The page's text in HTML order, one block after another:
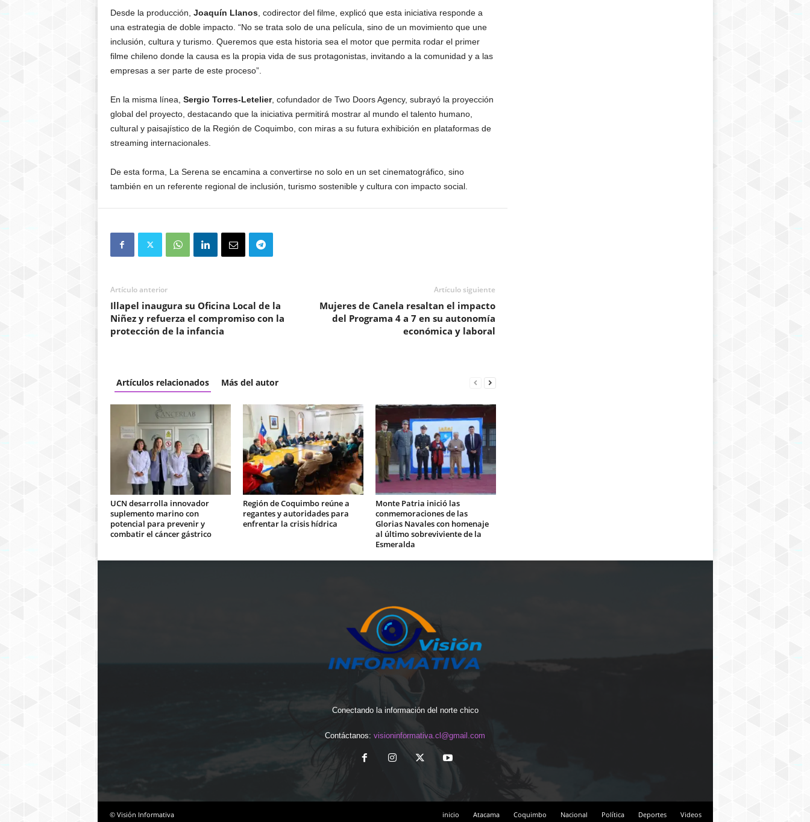
Desde la producción, Joaquín Llanos, codirector del filme, explicó que esta iniciativa responde a
una estrategia de doble impacto. “No se trata solo de una película, sino de un movimiento que une
inclusión, cultura y turismo. Queremos que esta historia sea el motor que permita rodar el primer
filme chileno donde la causa es la propia vida de sus protagonistas, invitando a la comunidad y a las
empresas a ser parte de este proceso”.
En la misma línea, Sergio Torres-Letelier, cofundador de Two Doors Agency, subrayó la proyección
global del proyecto, destacando que la iniciativa permitirá mostrar al mundo el talento humano,
cultural y paisajístico de la Región de Coquimbo, con miras a su futura exhibición en plataformas de
streaming internacionales.
De esta forma, La Serena se encamina a convertirse no solo en un set cinematográfico, sino
también en un referente regional de inclusión, turismo sostenible y cultura con impacto social.
Artículo anterior
Illapel inaugura su Oficina Local de la
Niñez y refuerza el compromiso con la
protección de la infancia
Artículo siguiente
Mujeres de Canela resaltan el impacto
del Programa 4 a 7 en su autonomía
económica y laboral
Artículos relacionados Más del autor
UCN desarrolla innovador
suplemento marino con
potencial para prevenir y
combatir el cáncer gástrico
Región de Coquimbo reúne a
regantes y autoridades para
enfrentar la crisis hídrica
Monte Patria inició las
conmemoraciones de las
Glorias Navales con homenaje
al último sobreviviente de la
Esmeralda
Conectando la información del norte chico
Contáctanos: visioninformativa.cl@gmail.com
inicio Atacama Coquimbo Nacional Política Deportes Videos
© Visión Informativa